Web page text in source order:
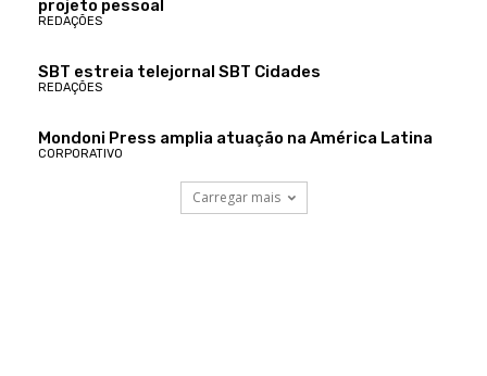
projeto pessoal
REDAÇÕES
SBT estreia telejornal SBT Cidades
REDAÇÕES
Mondoni Press amplia atuação na América Latina
CORPORATIVO
Carregar mais